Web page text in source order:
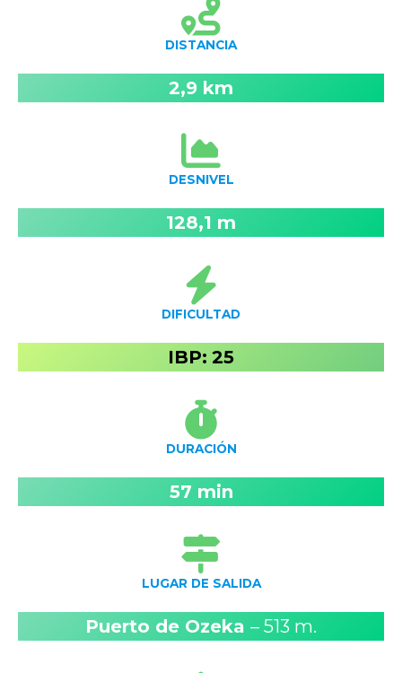
DISTANCIA
2,9 km
DESNIVEL
128,1 m
DIFICULTAD
IBP: 25
DURACIÓN
57 min
LUGAR DE SALIDA
Puerto de Ozeka – 513 m.